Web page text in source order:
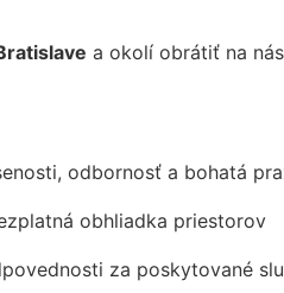
a okolí obrátiť na
odbornosť a bohatá
obhliadka priestorov
za poskytované